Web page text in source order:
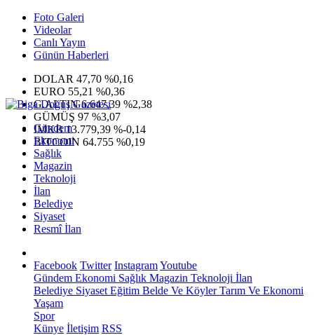
Foto Galeri
Videolar
Canlı Yayın
Günün Haberleri
DOLAR 47,70 %0,16
EURO 55,21 %0,36
G.ALTIN6.647,39 %2,38
GÜMÜŞ 97 %3,07
IMKB13.779,39 %-0,14
BITCOIN 64.755 %0,19
Gündem
Ekonomi
Sağlık
Magazin
Teknoloji
İlan
Belediye
Siyaset
Resmî İlan
Facebook Twitter InstagramYoutube
Gündem Ekonomi Sağlık Magazin Teknoloji İlan
Belediye Siyaset Eğitim Belde Ve KöylerTarım Ve Ekonomi
Yaşam
Spor
Künye İletişim RSS